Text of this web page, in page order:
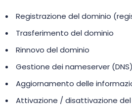
Registrazione del dominio
Trasferimento del dominio
Rinnovo del dominio
Gestione dei nameserver (DNS)
Aggiornamento delle
Attivazione / disattivazione